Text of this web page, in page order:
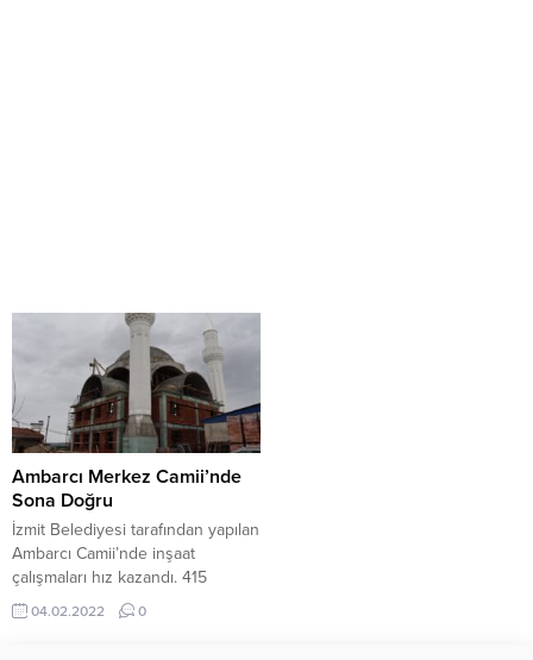
Ambarcı Merkez Camii’nde
Sona Doğru
İzmit Belediyesi tarafından yapılan
Ambarcı Camii’nde inşaat
çalışmaları hız kazandı. 415
metrekarelik kullanım alanına
sahip caminin kaba inşaat
04.02.2022 0